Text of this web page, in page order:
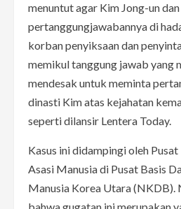
menuntut agar Kim Jong-un
pertanggungjawabannya di
korban penyiksaan dan
memikul tanggung jawab yang
mendesak untuk meminta
dinasti Kim atas kejahatan
seperti dilansir Lentera Today.
Kasus ini didampingi oleh
Asasi Manusia di Pusat Basis
Manusia Korea Utara (NKDB).